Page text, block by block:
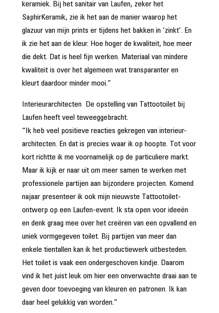
keramiek. Bij het sanitair van Laufen, zeker het
SaphirKeramik, zie ik het aan de manier waarop het
glazuur van mijn prints er tijdens het bakken in ‘zinkt’. En
ik zie het aan de kleur. Hoe hoger de kwaliteit, hoe meer
die dekt. Dat is heel fijn werken. Materiaal van mindere
kwaliteit is over het algemeen wat transparanter en
kleurt daardoor minder mooi.”
Interieurarchitecten De opstelling van Tattootoilet bij
Laufen heeft veel teweeggebracht.
“Ik heb veel positieve reacties gekregen van interieur-
architecten. En dat is precies waar ik op hoopte. Tot voor
kort richtte ik me voornamelijk op de particuliere markt.
Maar ik kijk er naar uit om meer samen te werken met
professionele partijen aan bijzondere projecten. Komend
najaar presenteer ik ook mijn nieuwste Tattootoilet-
ontwerp op een Laufen-event. Ik sta open voor ideeën
en denk graag mee over het creëren van een opvallend en
uniek vormgegeven toilet. Bij partijen van meer dan
enkele tientallen kan ik het productiewerk uitbesteden.
Het toilet is vaak een ondergeschoven kindje. Daarom
vind ik het juist leuk om hier een onverwachte draai aan te
geven door toevoeging van kleuren en patronen. Ik kan
daar heel gelukkig van worden.”